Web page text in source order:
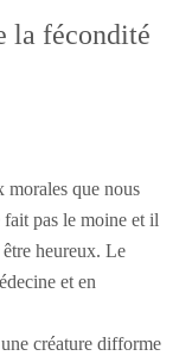
la fécondité
morales que nous
pas le moine et il
être heureux. Le
et en
créature difforme